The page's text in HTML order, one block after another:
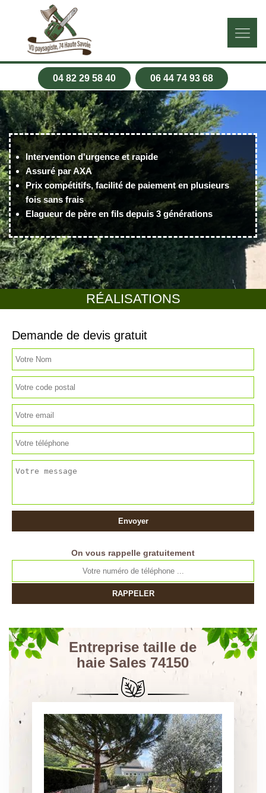
04 82 29 58 40 06 44 74 93 68
RÉALISATIONS
Intervention d'urgence et rapide
Assuré par AXA
Prix compétitifs, facilité de paiement en plusieurs
fois sans frais
Elagueur de père en fils depuis 3 générations
Demande de devis gratuit
On vous rappelle gratuitement
Entreprise taille de
haie Sales 74150